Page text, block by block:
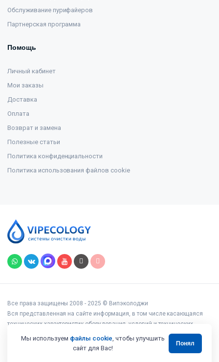
Обслуживание пурифайеров
Партнерская программа
Помощь
Личный кабинет
Мои заказы
Доставка
Оплата
Возврат и замена
Полезные статьи
Политика конфиденциальности
Политика использования файлов cookie
Все права защищены 2008 - 2025 © Випэколоджи
Вся представленная на сайте информация, в том числе касающаяся
технических характеристик оборудования, условий и технических
возможностей подключения, наличия на складе, стоимости товаров и
услуг, носит информационный характер и ни при каких условиях не
является публичной офертой, определяемой положениями статьи 437
Мы используем файлы cookie, чтобы улучшить
сайт для Вас!
Понял